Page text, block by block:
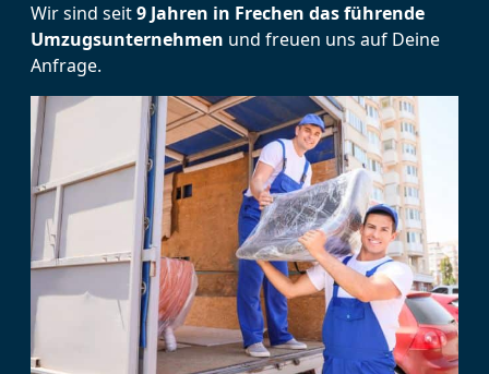
Wir sind seit9 Jahren in Frechen das führende
Umzugsunternehmen und freuen uns auf Deine
Anfrage.